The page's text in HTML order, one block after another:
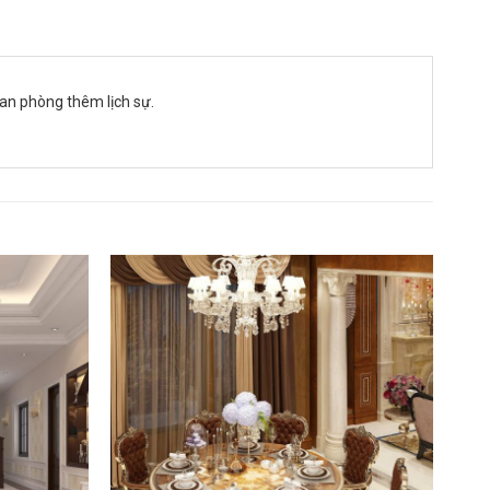
phòng thêm lịch sự.